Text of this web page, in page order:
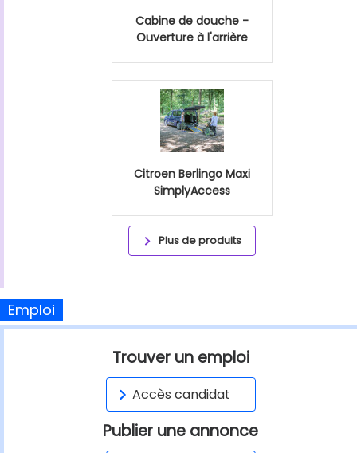
Cabine de douche -
Ouverture à l'arrière
Citroen Berlingo Maxi
SimplyAccess
Plus de produits
Emploi
Trouver un emploi
Accès candidat
Publier une annonce